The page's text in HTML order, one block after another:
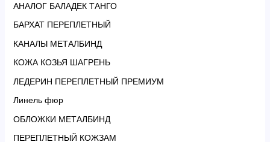
АНАЛОГ БАЛАДЕК ТАНГО
БАРХАТ ПЕРЕПЛЕТНЫЙ
КАНАЛЫ МЕТАЛБИНД
КОЖА КОЗЬЯ ШАГРЕНЬ
ЛЕДЕРИН ПЕРЕПЛЕТНЫЙ ПРЕМИУМ
Линель фюр
ОБЛОЖКИ МЕТАЛБИНД
ПЕРЕПЛЕТНЫЙ КОЖЗАМ